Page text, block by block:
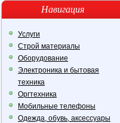
Навигация
Услуги
Строй материалы
Оборудование
Электроника и бытовая
техника
Оргтехника
Мобильные телефоны
Одежда, обувь, аксессуары